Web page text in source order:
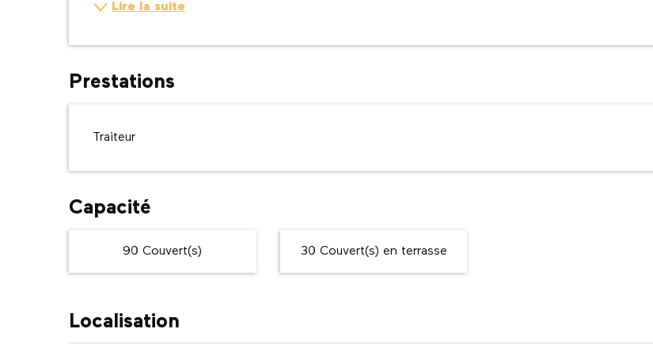
Lire la suite
Prestations
Traiteur
Capacité
90 Couvert(s) 30 Couvert(s) en terrasse
Localisation